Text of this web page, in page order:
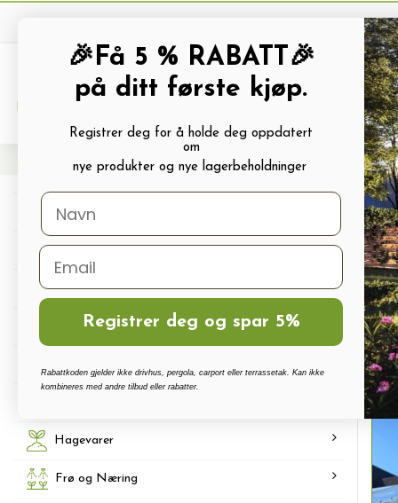
PRODUKTKATALOG ALLE
Drivhus Tilbehør Stål- og ekstra sterke drivhus tilbehør
Drivhus
Drivhus tilbehør
Polykarbonat, Glass Og Tilbehør
Terrassetak, Pergola, Hagestuer, Carport
Hagevarer
Frø og Næring
🎉Få 5 % RABATT🎉
på ditt første kjøp.
Registrer deg for å holde deg oppdatert
om
nye produkter og nye lagerbeholdninger
Registrer deg og spar 5%
Rabattkoden gjelder ikke drivhus, pergola, carport eller terrassetak. Kan ikke
kombineres med andre tilbud eller rabatter.